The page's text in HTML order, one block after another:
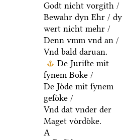
Godt nicht vorgith /
Bewahr dyn Ehr / dy
wert nicht mehr /
Denn vmm vnd an /
Vnd bald daruan.
De Juriſte mit
ſynem Boke /
De Joͤde mit ſynem
geſoͤke /
Vnd dat vnder der
Maget voͤrdoͤke.
A